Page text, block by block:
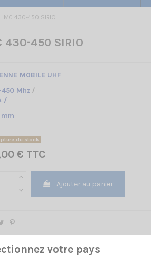
MC 430-450 SIRIO
430-450 SIRIO
MOBILE UHF
Mhz /
/
de stock
€ TTC
Ajouter au panier
votre pays